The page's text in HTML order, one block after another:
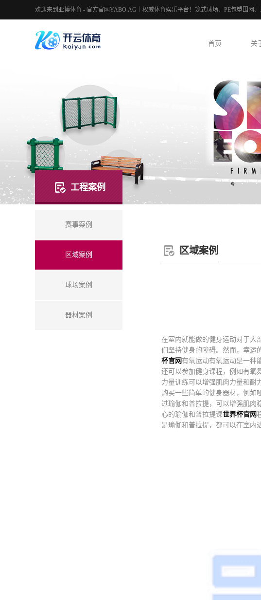
欢迎来到亚博体育 - 官方官网YABO.AG｜权威体育娱乐平台！笼式球场、PE包塑围网
首页 关
工程案例
赛事案例
区域案例
球场案例
器材案例
区域案例
在室内就能做的健身运动对于大
们坚持健身的障碍。然而，幸运
杯官网 有氧运动有氧运动是一种
还可以参加健身课程，例如有氧
力量训练可以增强肌肉力量和耐
购买一些简单的健身器材，例如
过瑜伽和普拉提，可以增强肌肉
心的瑜伽和普拉提课世界杯官网
是瑜伽和普拉提，都可以在室内